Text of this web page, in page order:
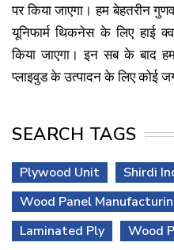
पर किया जाएगा। हम बेहतरीन
यूनिफार्म थिकनेस के लिए हाई
किया जाएगा। इन सब के बाद
प्लाइवुड के उत्पादन के लिए कोई
SEARCH TAGS
Plywood Unit
Shirdi
Wood Panel
Laminated Ply
Wood